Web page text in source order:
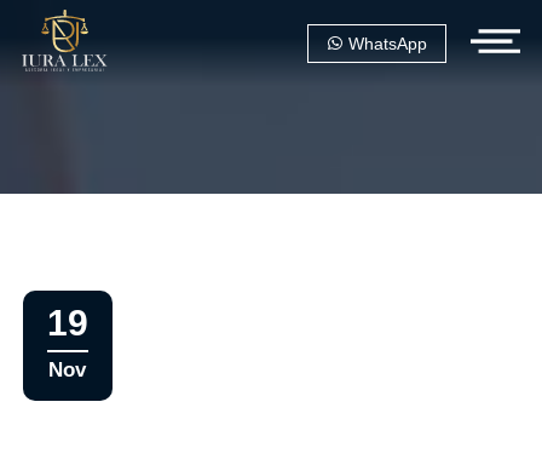
WhatsApp
19
Nov